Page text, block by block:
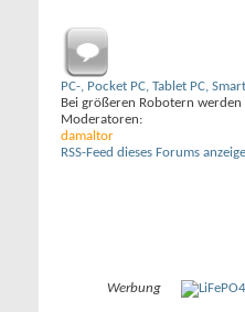
PC-, Pocket PC, Tablet PC,
Bei größeren Robotern werden
Moderatoren:
damaltor
RSS-Feed dieses Forums
Werbung